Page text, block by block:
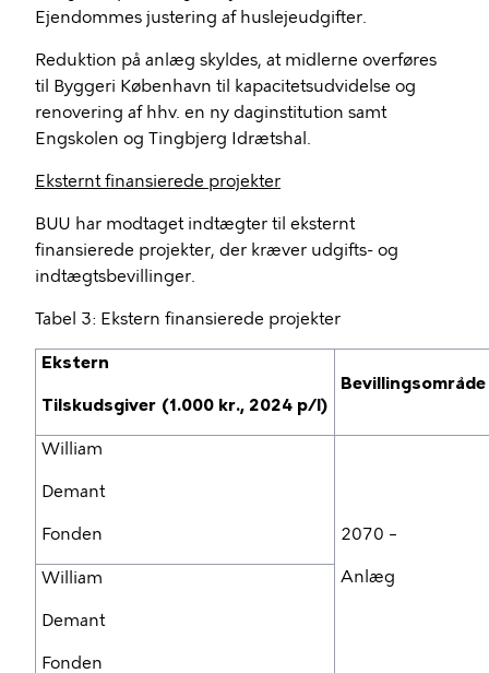
Ejendommes justering af huslejeudgifter.
Reduktion på anlæg skyldes, at midlerne overføres
til Byggeri København til kapacitetsudvidelse og
renovering af hhv. en ny daginstitution samt
Engskolen og Tingbjerg Idrætshal.
Eksternt finansierede projekter
BUU har modtaget indtægter til eksternt
finansierede projekter, der kræver udgifts- og
indtægtsbevillinger.
Tabel 3: Ekstern finansierede projekter
Ekstern
Tilskudsgiver (1.000 kr., 2024 p/l)
Bevillingsområde
William
Demant
Fonden 2070 –
Anlæg
William
Demant
Fonden